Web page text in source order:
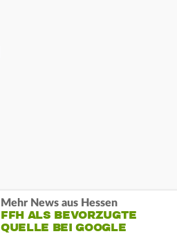
Mehr News aus Hessen
FFH ALS BEVORZUGTE
QUELLE BEI GOOGLE